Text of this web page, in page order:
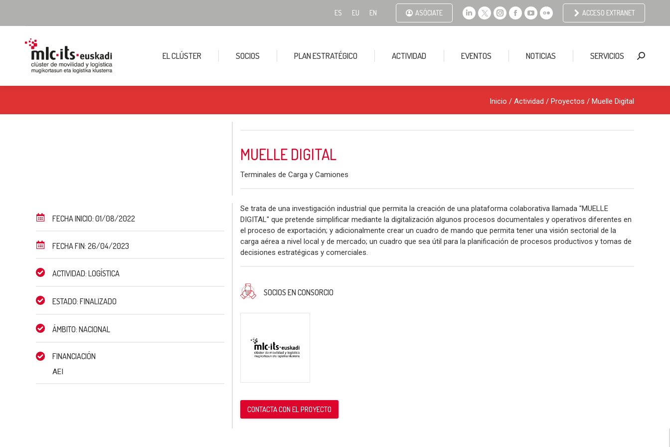
ES EU EN ASÓCIATE
Linkedin
in
window
X
in
window
Instagram
window
Facebook
window
YouTube
in
window
Flickr
in
window
ACCESO EXTRANET
EL CLÚSTER SOCIOS PLAN ESTRATÉGICO ACTIVIDAD EVENTOS NOTICIAS SERVICIOS Buscar:
Inicio / Actividad / Proyectos / Muelle Digital
MUELLE DIGITAL
Terminales de Carga y Camiones
FECHA INICIO: 01/08/2022
FECHA FIN: 26/04/2023
ACTIVIDAD: LOGÍSTICA
ESTADO: FINALIZADO
ÁMBITO: NACIONAL
FINANCIACIÓN
AEI
Se trata de una investigación industrial que permita la creación de una plataforma colaborativa llamada "MUELLE
DIGITAL" que pretende simplificar mediante la digitalización algunos procesos documentales y operativos diferentes en
el proceso de exportación; y adicionalmente crear un cuadro de mando que permita tener una visión sectorial de la
carga aérea a nivel local y de mercado; un cuadro que sea útil para la planificación de procesos productivos y tomas de
decisiones estratégicas y comerciales.
SOCIOS EN CONSORCIO
CONTACTA CON EL PROYECTO